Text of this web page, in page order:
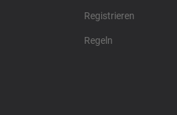
Registrieren
Regeln